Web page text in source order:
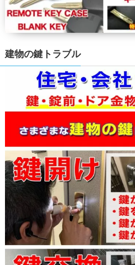
建物の鍵トラブル